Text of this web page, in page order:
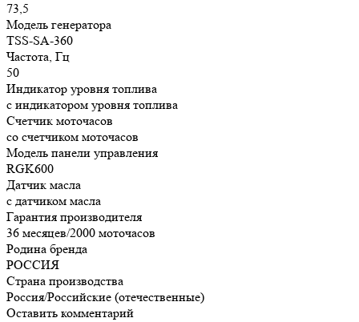
73,5
Модель генератора
TSS-SA-360
Частота, Гц
50
Индикатор уровня топлива
с индикатором уровня топлива
Счетчик моточасов
со счетчиком моточасов
Модель панели управления
RGK600
Датчик масла
с датчиком масла
Гарантия производителя
36 месяцев/2000 моточасов
Родина бренда
РОССИЯ
Страна производства
Россия/Российские (отечественные)
Оставить комментарий